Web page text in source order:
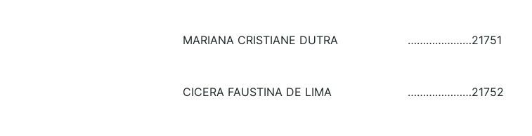
MARIANA CRISTIANE DUTRA …………………21751
CICERA FAUSTINA DE LIMA …………………21752